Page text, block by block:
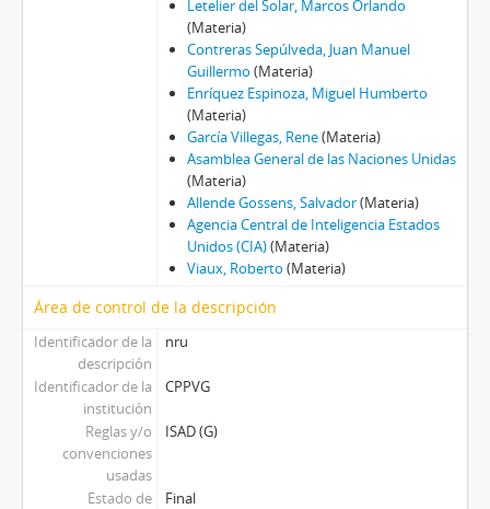
Letelier del Solar, Marcos Orlando
(Materia)
Contreras Sepúlveda, Juan Manuel
Guillermo (Materia)
Enríquez Espinoza, Miguel Humberto
(Materia)
García Villegas, Rene(Materia)
Asamblea General de las Naciones Unidas
(Materia)
Allende Gossens, Salvador(Materia)
Agencia Central de Inteligencia Estados
Unidos (CIA)(Materia)
Viaux, Roberto (Materia)
Área de control de la descripción
Identificador de la
descripción
nru
Identificador de la
institución
CPPVG
Reglas y/o
convenciones
usadas
ISAD (G)
Estado de
Final